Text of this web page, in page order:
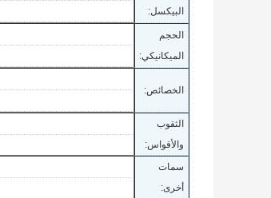
البيكسل:
الحجم
الميكانيكي:
الخصائص:
الثقوب
والأقواس:
سمات
أخرى: